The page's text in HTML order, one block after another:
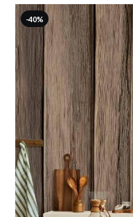
-40%